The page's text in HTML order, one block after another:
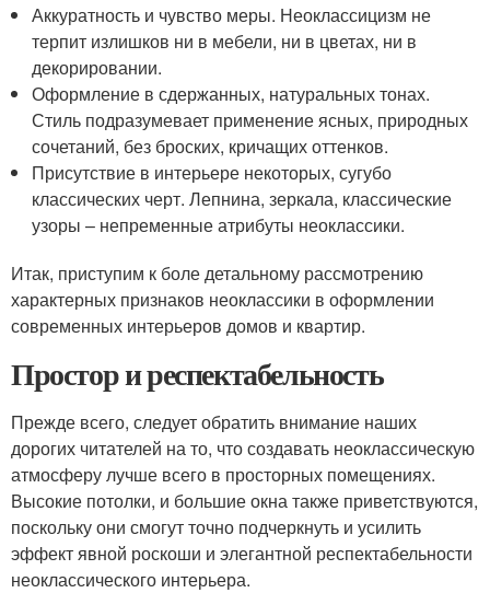
Аккуратность и чувство меры. Неоклассицизм не
терпит излишков ни в мебели, ни в цветах, ни в
декорировании.
Оформление в сдержанных, натуральных тонах.
Стиль подразумевает применение ясных, природных
сочетаний, без броских, кричащих оттенков.
Присутствие в интерьере некоторых, сугубо
классических черт. Лепнина, зеркала, классические
узоры – непременные атрибуты неоклассики.
Итак, приступим к боле детальному рассмотрению
характерных признаков неоклассики в оформлении
современных интерьеров домов и квартир.
Простор и респектабельность
Прежде всего, следует обратить внимание наших
дорогих читателей на то, что создавать неоклассическую
атмосферу лучше всего в просторных помещениях.
Высокие потолки, и большие окна также приветствуются,
поскольку они смогут точно подчеркнуть и усилить
эффект явной роскоши и элегантной респектабельности
неоклассического интерьера.